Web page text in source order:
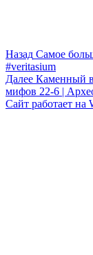
Навигация
по
записям
Назад
запись:
Самое
#veritasium
Далее Следующая
запись:
Каменный
мифов 22-6 |
Сайт работает на